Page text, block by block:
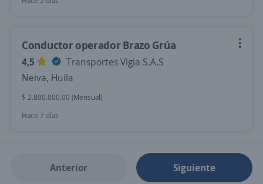
Conductor operador Brazo Grúa
4,5
Transportes Vigia S.A.S
Neiva, Huila
$ 2.800.000,00 (Mensual)
Hace 7 días
Anterior Siguiente